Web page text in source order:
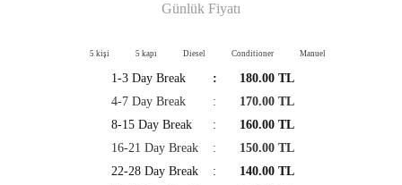
Günlük Fiyatı
5 kişi 5 kapı Diesel Conditioner Manuel
1-3 Day Break :
180.00 TL
4-7 Day Break
:
170.00 TL
8-15 Day Break
:
160.00 TL
16-21 Day Break
:
150.00 TL
22-28 Day Break
:
140.00 TL